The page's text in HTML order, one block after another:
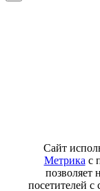
Сайт
Метрика с
позволяет
посетителей